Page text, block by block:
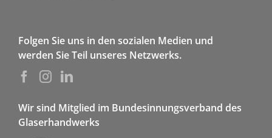
Folgen Sie uns in den sozialen Medien und
werden Sie Teil unseres Netzwerks.
Wir sind Mitglied im Bundesinnungsverband des
Glaserhandwerks